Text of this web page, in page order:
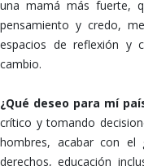
una mamá más fuerte,
pensamiento y credo,
espacios de reflexión y
cambio.
¿Qué deseo para mí
crítico y tomando
hombres, acabar con el
derechos, educación